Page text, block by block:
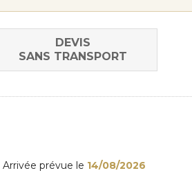
DEVIS
SANS TRANSPORT
Arrivée prévue le 14/08/2026